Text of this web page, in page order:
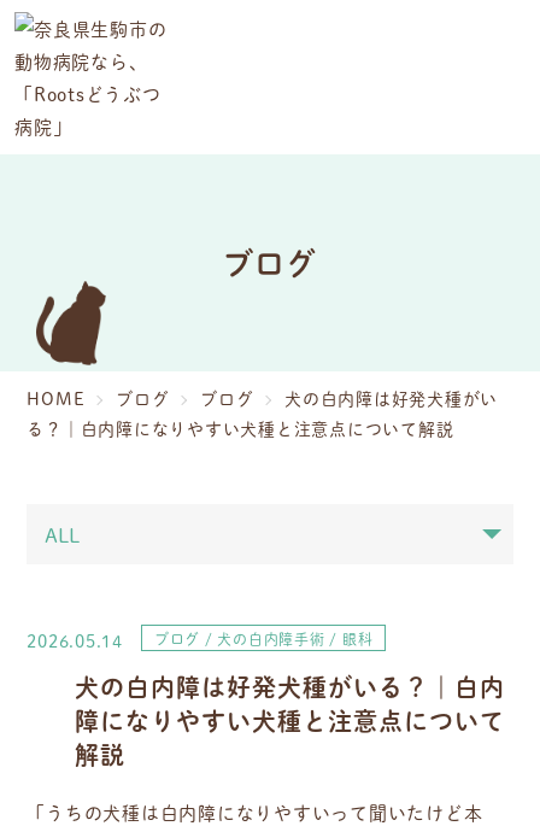
ブログ
HOME ブログ ブログ
犬の白内障は好発犬種がい
る？｜白内障になりやすい犬種と注意点について解説
2026.05.14 ブログ 犬の白内障手術 眼科
犬の白内障は好発犬種がいる？｜白内
障になりやすい犬種と注意点について
解説
「うちの犬種は白内障になりやすいって聞いたけど本